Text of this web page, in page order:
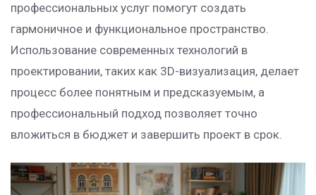
профессиональных услуг помогут создать
гармоничное и функциональное пространство.
Использование современных технологий в
проектировании, таких как 3D-визуализация, делает
процесс более понятным и предсказуемым, а
профессиональный подход позволяет точно
вложиться в бюджет и завершить проект в срок.